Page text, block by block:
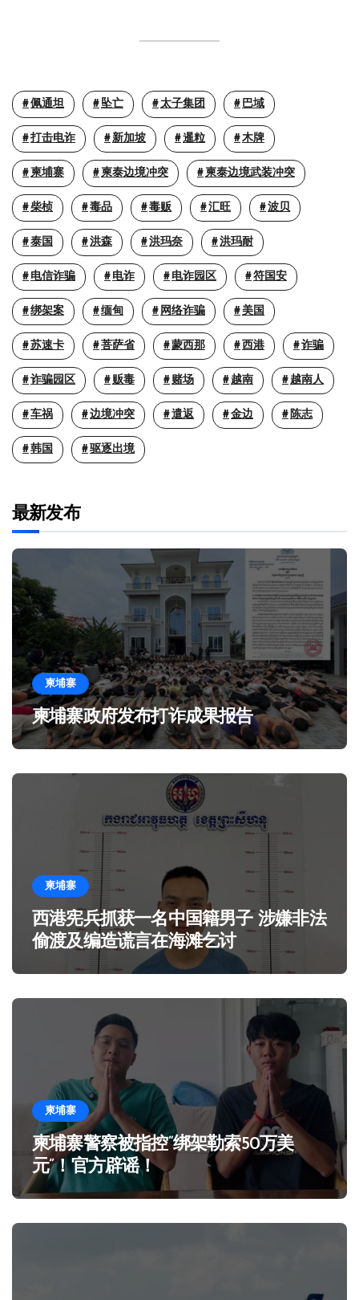
佩通坦 坠亡 太子集团 巴域
打击电诈 新加坡 暹粒 木牌
柬埔寨 柬泰边境冲突 柬泰边境武装冲突
柴桢 毒品 毒贩 汇旺 波贝
泰国 洪森 洪玛奈 洪玛耐
电信诈骗 电诈 电诈园区 符国安
绑架案 缅甸 网络诈骗 美国
苏速卡 菩萨省 蒙西那 西港 诈骗
诈骗园区 贩毒 赌场 越南 越南人
车祸 边境冲突 遣返 金边 陈志
韩国 驱逐出境
最新发布
柬埔寨
柬埔寨政府发布打诈成果报告
柬埔寨
西港宪兵抓获一名中国籍男子 涉嫌非法
偷渡及编造谎言在海滩乞讨
柬埔寨
柬埔寨警察被指控“绑架勒索50万美
元”！官方辟谣！